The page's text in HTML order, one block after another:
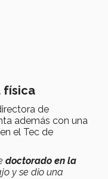
física
de
además con una
en el Tec de
doctorado en la
y se dio una